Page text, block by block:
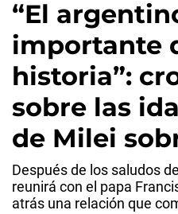
“El
importante
historia”:
sobre las
de Milei
Después de los saludos
reunirá con el papa
atrás una relación que